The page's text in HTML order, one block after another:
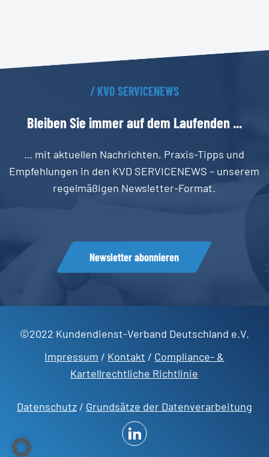
/ KVD SERVICENEWS
BleibenSie immeraufdem Laufenden ...
… mit aktuellen Nachrichten, Praxis-Tipps und
Empfehlungen in den KVD SERVICENEWS – unserem
regelmäßigen Newsletter-Format.
Newsletter abonnieren
©2022 Kundendienst-Verband Deutschland e.V.
Impressum / Kontakt / Compliance- &
Kartellrechtliche Richtlinie
Datenschutz/ Grundsätze der Datenverarbeitung